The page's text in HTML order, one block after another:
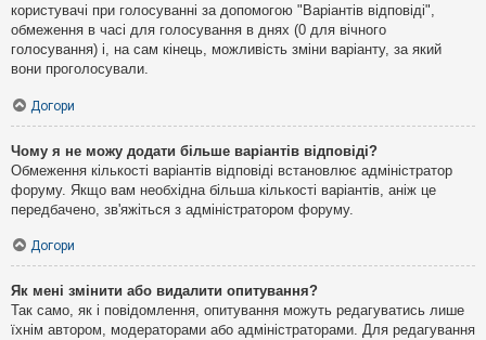
користувачі при голосуванні за допомогою "Варіантів відповіді",
обмеження в часі для голосування в днях (0 для вічного
голосування) і, на сам кінець, можливість зміни варіанту, за який
вони проголосували.
Догори
Чому я не можу додати більше варіантів відповіді?
Обмеження кількості варіантів відповіді встановлює адміністратор
форуму. Якщо вам необхідна більша кількості варіантів, аніж це
передбачено, зв'яжіться з адміністратором форуму.
Догори
Як мені змінити або видалити опитування?
Так само, як і повідомлення, опитування можуть редагуватись лише
їхнім автором, модераторами або адміністраторами. Для редагування